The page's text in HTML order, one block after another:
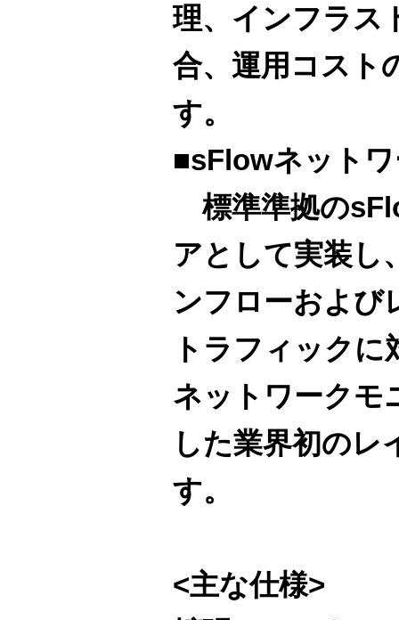
理、インフラス
合、運用コスト
す。
■sFlowネット
標準準拠の
アとして実装し
ンフローおよび
トラフィック
ネットワークモ
した業界初のレ
す。
<主な仕様>